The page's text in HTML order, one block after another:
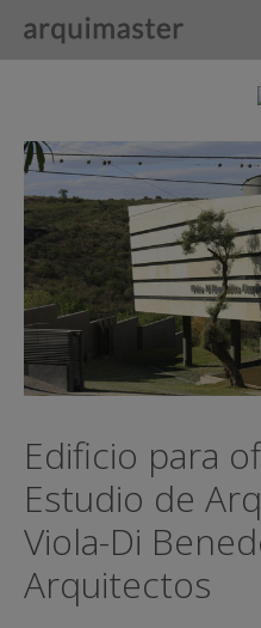
Edificio para
Estudio de
Viola-Di
Arquitectos